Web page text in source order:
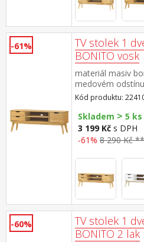
-61%
TV stolek 1
BONITO vosk
materiál masiv
medovém
pojezdy, 1
kabelů
Kód produktu:
Skladem > 5 ks
3 199 Kč s DPH
-61% 8 290 Kč **
-60%
TV stolek 1
BONITO 2 lak